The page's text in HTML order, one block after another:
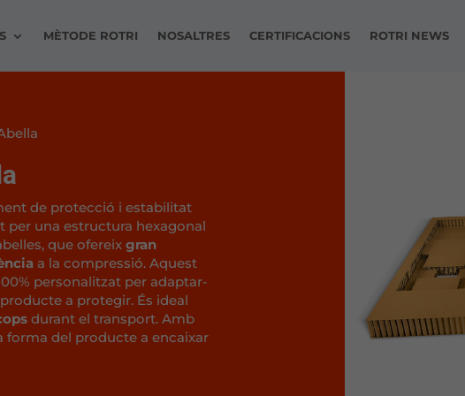
MÈTODE ROTRI NOSALTRES CERTIFICACIONS ROTRI NEWS
de protecció i estabilitat
per una estructura hexagonal
que ofereixgran
a la compressió. Aquest
personalitzat per adaptar-
a protegir. És ideal
durant el transport. Amb
forma del producte a encaixar